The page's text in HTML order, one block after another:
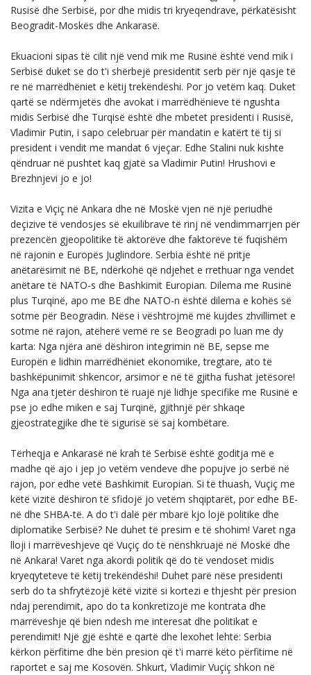
Rusisë dhe Serbisë, por dhe midis tri kryeqendrave, përkatësisht
Beogradit-Moskës dhe Ankarasë.
Ekuacioni sipas të cilit një vend mik me Rusinë është vend mik i
Serbisë duket se do t'i shërbejë presidentit serb për një qasje të
re në marrëdhëniet e këtij trekëndëshi. Por jo vetëm kaq. Duket
qartë se ndërmjetës dhe avokat i marrëdhënieve të ngushta
midis Serbisë dhe Turqisë është dhe mbetet presidenti i Rusisë,
Vladimir Putin, i sapo celebruar për mandatin e katërt të tij si
president i vendit me mandat 6 vjeçar. Edhe Stalini nuk kishte
qëndruar në pushtet kaq gjatë sa Vladimir Putin! Hrushovi e
Brezhnjevi jo e jo!
Vizita e Viçiç në Ankara dhe në Moskë vjen në një periudhë
deçizive të vendosjes së ekuilibrave të rinj në vendimmarrjen për
prezencën gjeopolitike të aktorëve dhe faktorëve të fuqishëm
në rajonin e Europës Juglindore. Serbia është në pritje
anëtarësimit në BE, ndërkohë që ndjehet e rrethuar nga vendet
anëtare të NATO-s dhe Bashkimit Europian. Dilema me Rusinë
plus Turqinë, apo me BE dhe NATO-n është dilema e kohës së
sotme për Beogradin. Nëse i vështrojmë më kujdes zhvillimet e
sotme në rajon, atëherë vemë re se Beogradi po luan me dy
karta: Nga njëra anë dëshiron integrimin në BE, sepse me
Europën e lidhin marrëdhëniet ekonomike, tregtare, ato të
bashkëpunimit shkencor, arsimor e në të gjitha fushat jetësore!
Nga ana tjetër dëshiron të ruajë një lidhje specifike me Rusinë e
pse jo edhe miken e saj Turqinë, gjithnjë për shkaqe
gjeostrategjike dhe të sigurisë së saj kombëtare.
Tërheqja e Ankarasë në krah të Serbisë është goditja më e
madhe që ajo i jep jo vetëm vendeve dhe popujve jo serbë në
rajon, por edhe vetë Bashkimit Europian. Si të thuash, Vuçiç me
këtë vizitë dëshiron të sfidojë jo vetëm shqiptarët, por edhe BE-
në dhe SHBA-të. A do t'i dalë për mbarë kjo lojë politike dhe
diplomatike Serbisë? Ne duhet të presim e të shohim! Varet nga
lloji i marrëveshjeve që Vuçiç do të nënshkruajë në Moskë dhe
në Ankara! Varet nga akordi politik që do të vendoset midis
kryeqyteteve të këtij trekëndëshi! Duhet parë nëse presidenti
serb do ta shfrytëzojë këtë vizitë si kortezi e thjesht për presion
ndaj perendimit, apo do ta konkretizojë me kontrata dhe
marrëveshje që bien ndesh me interesat dhe politikat e
perendimit! Një gjë është e qartë dhe lexohet lehtë: Serbia
kërkon përfitime dhe bën presion që t'i marrë këto përfitime në
raportet e saj me Kosovën. Shkurt, Vladimir Vuçiç shkon në